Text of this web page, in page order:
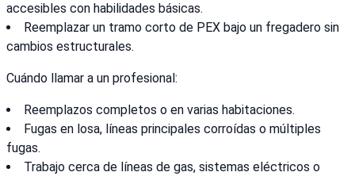
accesibles con habilidades básicas.
Reemplazar un tramo corto de PEX bajo un fregadero sin
cambios estructurales.
Cuándo llamar a un profesional:
Reemplazos completos o en varias habitaciones.
Fugas en losa, líneas principales corroídas o múltiples
fugas.
Trabajo cerca de líneas de gas, sistemas eléctricos o